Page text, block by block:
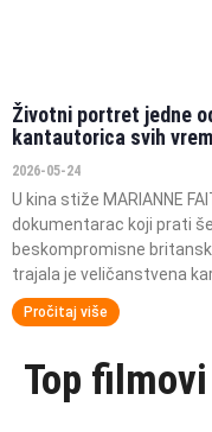
Životni portret jedne
kantautorica svih
2026-05-24
U kina stiže MARIANNE
dokumentarac koji prati
beskompromisne
trajala je veličanstvena
Pročitaj više
Top filmovi